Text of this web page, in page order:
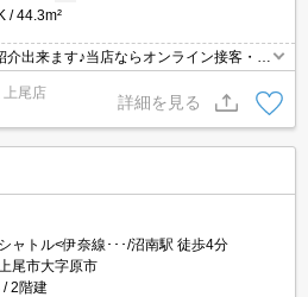
44.3m²
出来ます♪当店ならオンライン接客・内
問い合わせの際は、電話番号も記載頂き
ます♪
上尾店
詳細を見る
ャトル<伊奈線･･･/沼南駅 徒歩4分
尾市大字原市
2階建